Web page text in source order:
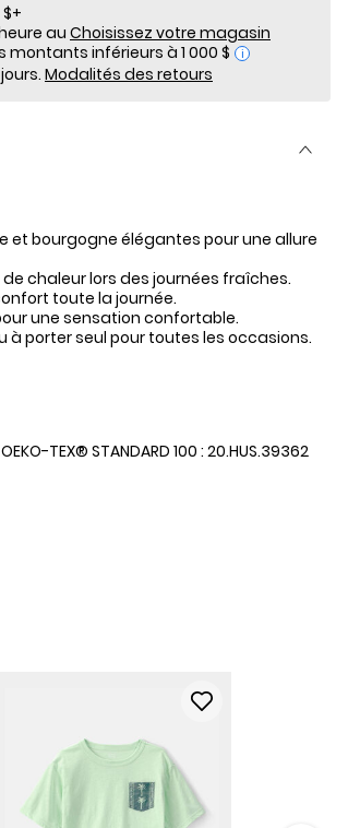
au Choisissez votre magasin
i
Modalités des retours
bourgogne élégantes pour une allure
chaleur lors des journées fraîches.
toute la journée.
une sensation confortable.
à porter seul pour toutes les occasions.
TEX® STANDARD 100 : 20.HUS.39362